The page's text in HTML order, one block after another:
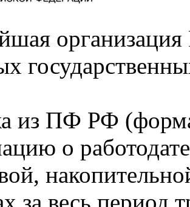
из ПФ РФ
о
за весь период